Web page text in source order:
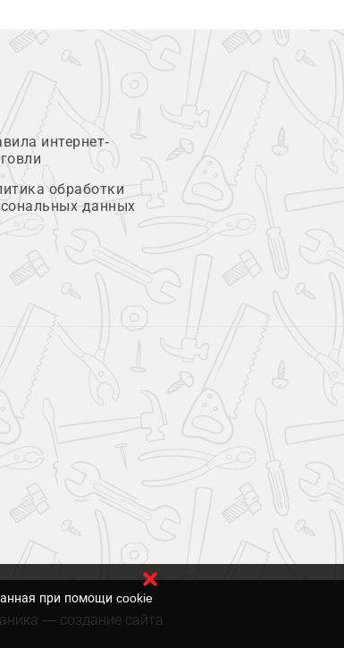
интернет-
обработки
данных
— создание сайта
при помощи cookie